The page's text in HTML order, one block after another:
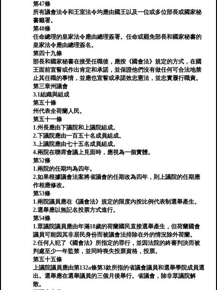
第47條
所有議會法令和王室法令均應由國王以及一位或多位部長或國家秘
書籤署。
第48條
任命總理的皇家法令應由總理簽署。任命或罷免部長和國家秘書的
皇家法令應由總理簽名。
第四十九條
部長和國家秘書在接受任職後，應按《國會法》規定的方式，在國
王面前宣誓或作出肯定和承諾，並保證他們沒有做任何可合法地禁
止其任職的事情，並應也宣誓或承諾效忠憲法，並忠實履行職責。
第三章州議會
3.1組織與組成
第五十條
州代表全荷蘭人民。
第五十一條
1.州長應由下議院和上議院組成。
2.下議院應由一百五十名成員組成。
3.上議院應由七十五名成員組成。
4.兩院在聯席會議上見面時，應視為一個實體。
第52條
1.兩院的任期均為四年。
2.如果根據議會法案將省議會的任期改為四年，則上議院的任期應
作相應修改。
第53條
1.兩院議員應在《議會法》規定的限度內按比例代表制選舉產生。
2.選舉應以無記名投票方式進行。
第54條
1.眾議院議員應由年滿18歲的荷蘭國民直接選舉產生，但荷蘭國會
議員可能因其非居民身份而被議會法排除在外的情況除外荷蘭。
2.任何人犯了《國會法》所指定的罪行，並因法院的終審判決而被
判處至少一年監禁，並同時喪失投票資格，投票。
第五十五條
上議院議員應由第132a條第3款所指的省議會議員和選舉學院成員選
出。選舉應在選舉議員的三個月後舉行。省議會，除非眾議院解
散。